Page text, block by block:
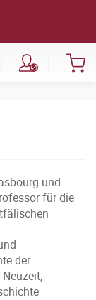
und
für die
der